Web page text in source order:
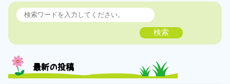
検索
最新の投稿